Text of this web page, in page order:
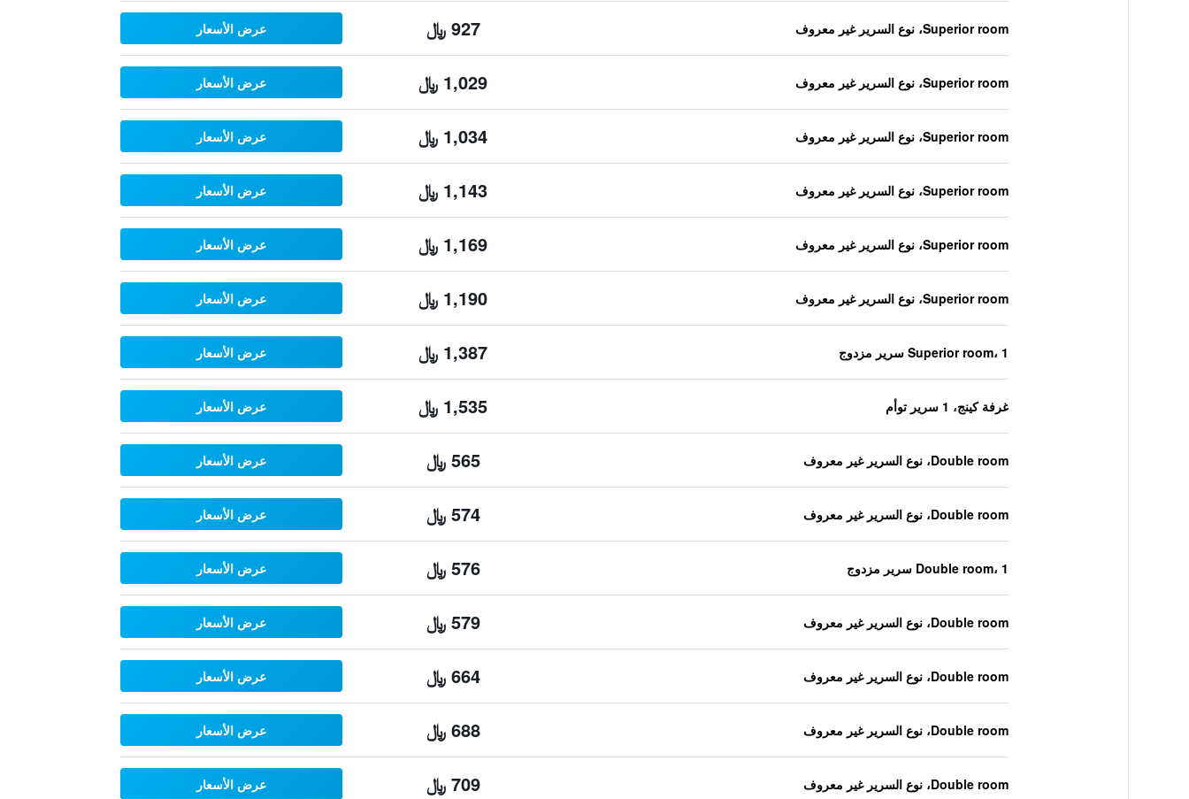
Superior room، نوع السرير غير معروف 927 ﷼ عرض الأسعار
Superior room، نوع السرير غير معروف 1,029 ﷼ عرض الأسعار
Superior room، نوع السرير غير معروف 1,034 ﷼ عرض الأسعار
Superior room، نوع السرير غير معروف 1,143 ﷼ عرض الأسعار
Superior room، نوع السرير غير معروف 1,169 ﷼ عرض الأسعار
Superior room، نوع السرير غير معروف 1,190 ﷼ عرض الأسعار
Superior room، 1 سرير مزدوج 1,387 ﷼ عرض الأسعار
غرفة كينج، 1 سرير توأم 1,535 ﷼ عرض الأسعار
Double room، نوع السرير غير معروف 565 ﷼ عرض الأسعار
Double room، نوع السرير غير معروف 574 ﷼ عرض الأسعار
Double room، 1 سرير مزدوج 576 ﷼ عرض الأسعار
Double room، نوع السرير غير معروف 579 ﷼ عرض الأسعار
Double room، نوع السرير غير معروف 664 ﷼ عرض الأسعار
Double room، نوع السرير غير معروف 688 ﷼ عرض الأسعار
Double room، نوع السرير غير معروف 709 ﷼ عرض الأسعار